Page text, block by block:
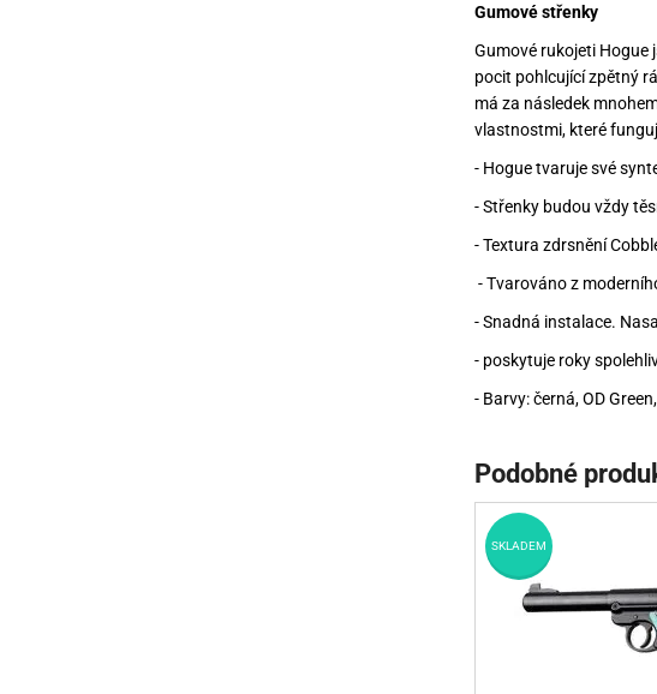
Gumové střenky
Gumové rukojeti Hogue
pocit pohlcující zpětný
má za následek
vlastnostmi, které
- Hogue tvaruje své
- Střenky budou vždy
- Textura zdrsnění
- Tvarováno z
- Snadná instalace.
- poskytuje roky
- Barvy: černá, OD
Podobné
SKLADEM